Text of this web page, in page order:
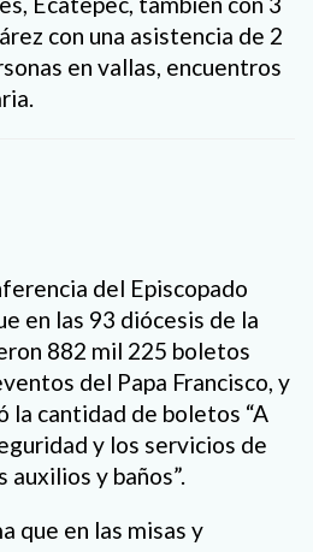
con una asistencia de 2
en vallas, encuentros
del Episcopado
en las 93 diócesis de la
882 mil 225 boletos
del Papa Francisco, y
la cantidad de boletos “A
y los servicios de
y baños”.
que en las misas y